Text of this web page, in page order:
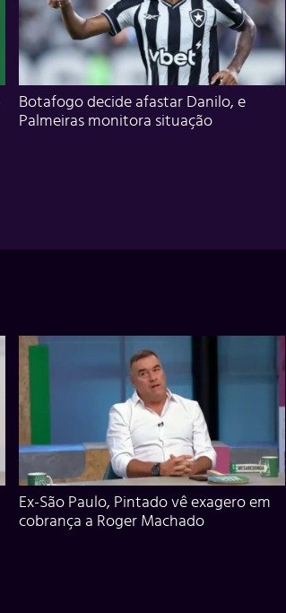
Botafogo decide afastar Danilo, e
Palmeiras monitora situação
Ex-São Paulo, Pintado vê exagero em
cobrança a Roger Machado